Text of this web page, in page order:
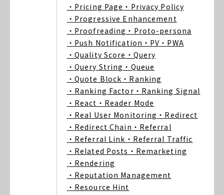
・Pricing Page ・Privacy Policy
・Progressive Enhancement
・Proofreading ・Proto-persona
・Push Notification ・PV ・PWA
・Quality Score ・Query
・Query String ・Queue
・Quote Block ・Ranking
・Ranking Factor ・Ranking Signal
・React ・Reader Mode
・Real User Monitoring ・Redirect
・Redirect Chain ・Referral
・Referral Link ・Referral Traffic
・Related Posts ・Remarketing
・Rendering
・Reputation Management
・Resource Hint